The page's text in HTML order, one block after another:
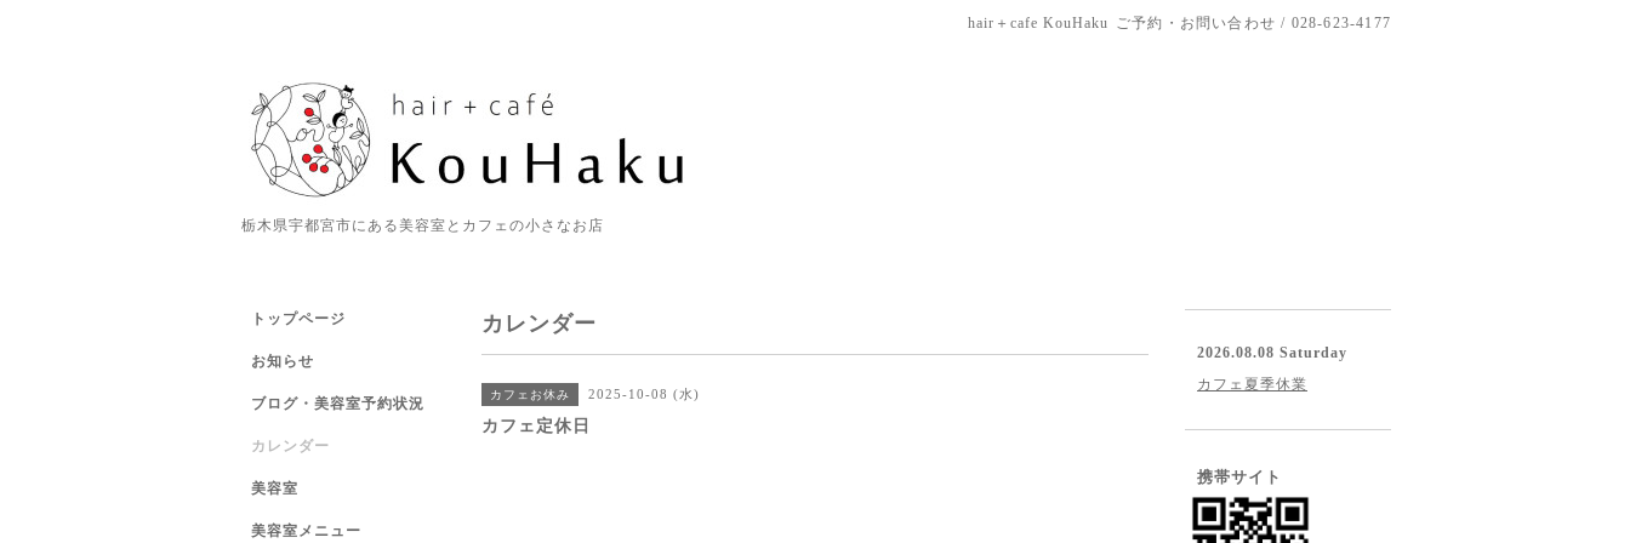
hair＋cafe KouHaku ご予約・お問い合わせ / 028-623-4177
栃木県宇都宮市にある美容室とカフェの小さなお店
カレンダー
カフェお休み 2025-10-08 (水)
カフェ定休日
トップページ
お知らせ
ブログ・美容室予約状況
カレンダー
美容室
美容室メニュー
2026.08.08 Saturday
カフェ夏季休業
携帯サイト